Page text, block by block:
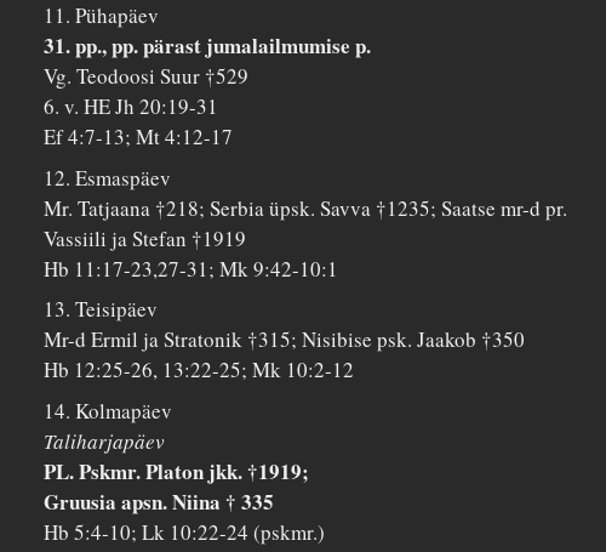
11. Pühapäev
31. pp., pp. pärast jumalailmumise p.
Vg. Teodoosi Suur †529
6. v. HE Jh 20:19-31
Ef 4:7-13; Mt 4:12-17
12. Esmaspäev
Mr. Tatjaana †218; Serbia üpsk. Savva †1235; Saatse mr-d pr.
Vassiili ja Stefan †1919
Hb 11:17-23,27-31; Mk 9:42-10:1
13. Teisipäev
Mr-d Ermil ja Stratonik †315; Nisibise psk. Jaakob †350
Hb 12:25-26, 13:22-25; Mk 10:2-12
14. Kolmapäev
Taliharjapäev
PL. Pskmr. Platon jkk. †1919;
Gruusia apsn. Niina † 335
Hb 5:4-10; Lk 10:22-24 (pskmr.)